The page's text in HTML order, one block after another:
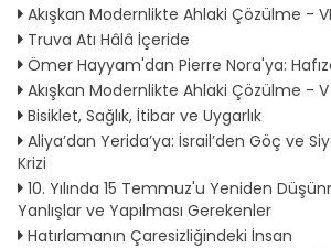
Akışkan Modernlikte Ahlaki Çözülme - VI
Truva Atı Hâlâ İçeride
Ömer Hayyam'dan Pierre Nora'ya:
Akışkan Modernlikte Ahlaki Çözülme - V
Bisiklet, Sağlık, İtibar ve Uygarlık
Aliya’dan Yerida’ya: İsrail’den Göç ve
Krizi
10. Yılında 15 Temmuz'u Yeniden
Yanlışlar ve Yapılması Gerekenler
Hatırlamanın Çaresizliğindeki İnsan